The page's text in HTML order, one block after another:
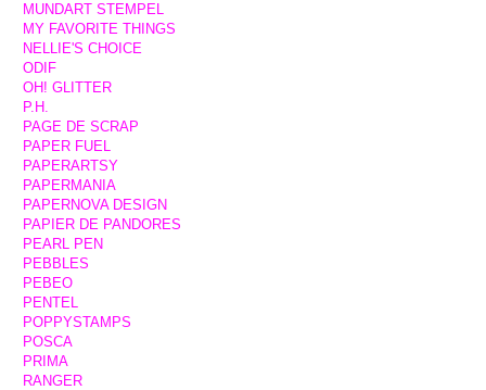
MUNDART STEMPEL
MY FAVORITE THINGS
NELLIE'S CHOICE
ODIF
OH! GLITTER
P.H.
PAGE DE SCRAP
PAPER FUEL
PAPERARTSY
PAPERMANIA
PAPERNOVA DESIGN
PAPIER DE PANDORES
PEARL PEN
PEBBLES
PEBEO
PENTEL
POPPYSTAMPS
POSCA
PRIMA
RANGER